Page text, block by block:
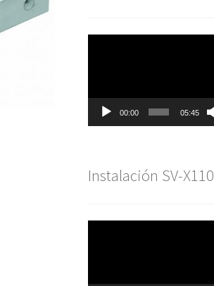
00:00 05:45
Instalación SV-X110